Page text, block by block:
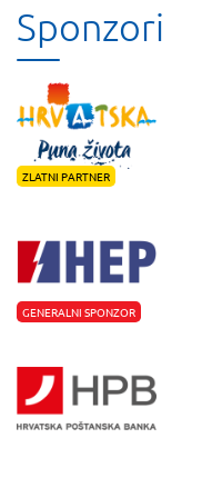
Sponzori
ZLATNI PARTNER
GENERALNI SPONZOR